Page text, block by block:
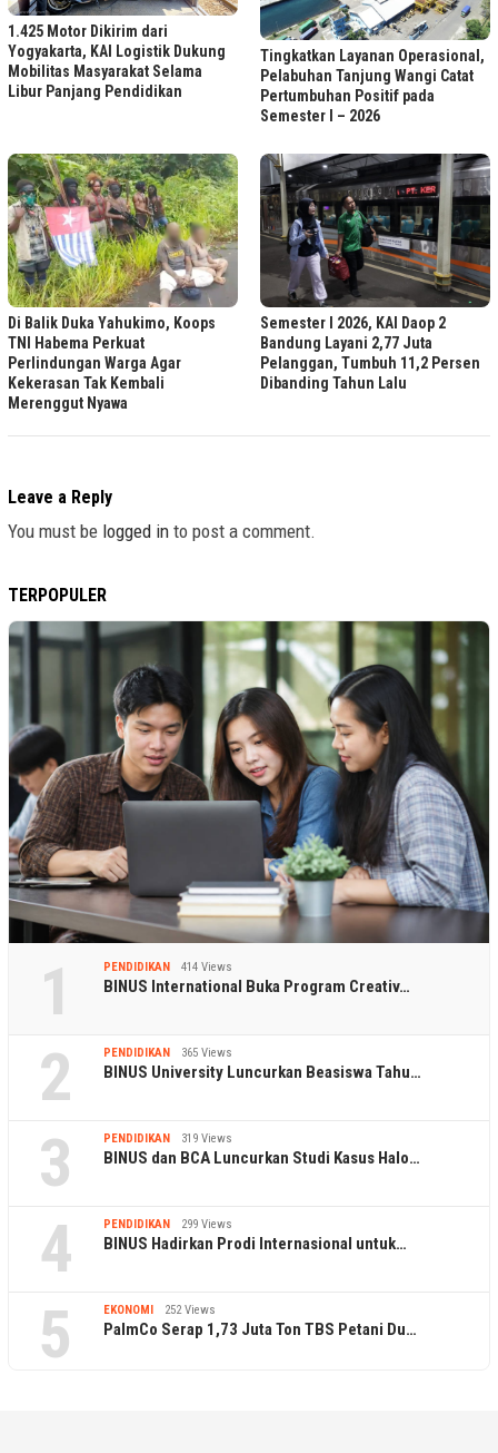
1.425 Motor Dikirim dari
Yogyakarta, KAI Logistik Dukung
Mobilitas Masyarakat Selama
Libur Panjang Pendidikan
Tingkatkan Layanan Operasional,
Pelabuhan Tanjung Wangi Catat
Pertumbuhan Positif pada
Semester I – 2026
Di Balik Duka Yahukimo, Koops
TNI Habema Perkuat
Perlindungan Warga Agar
Kekerasan Tak Kembali
Merenggut Nyawa
Semester I 2026, KAI Daop 2
Bandung Layani 2,77 Juta
Pelanggan, Tumbuh 11,2 Persen
Dibanding Tahun Lalu
Leave a Reply
You must be logged in to post a comment.
TERPOPULER
1 PENDIDIKAN 414 Views
BINUS International Buka Program Creativ…
2 PENDIDIKAN 365 Views
BINUS University Luncurkan Beasiswa Tahu…
3 PENDIDIKAN 319 Views
BINUS dan BCA Luncurkan Studi Kasus Halo…
4 PENDIDIKAN 299 Views
BINUS Hadirkan Prodi Internasional untuk…
5 EKONOMI 252 Views
PalmCo Serap 1,73 Juta Ton TBS Petani Du…